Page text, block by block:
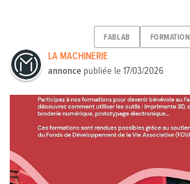
FABLAB FORMATION
LA MACHINERIE
annonce publiée le17/03/2026